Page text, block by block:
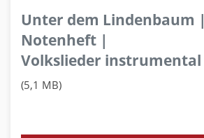
Unter dem Lindenbaum |
Notenheft |
Volkslieder instrumental
(5,1 MB)